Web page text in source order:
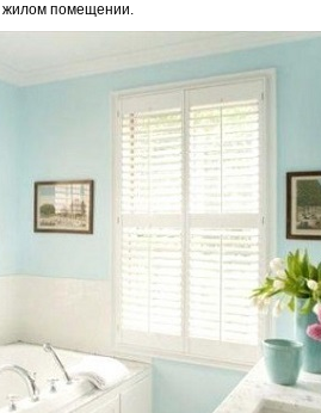
жилом помещении.